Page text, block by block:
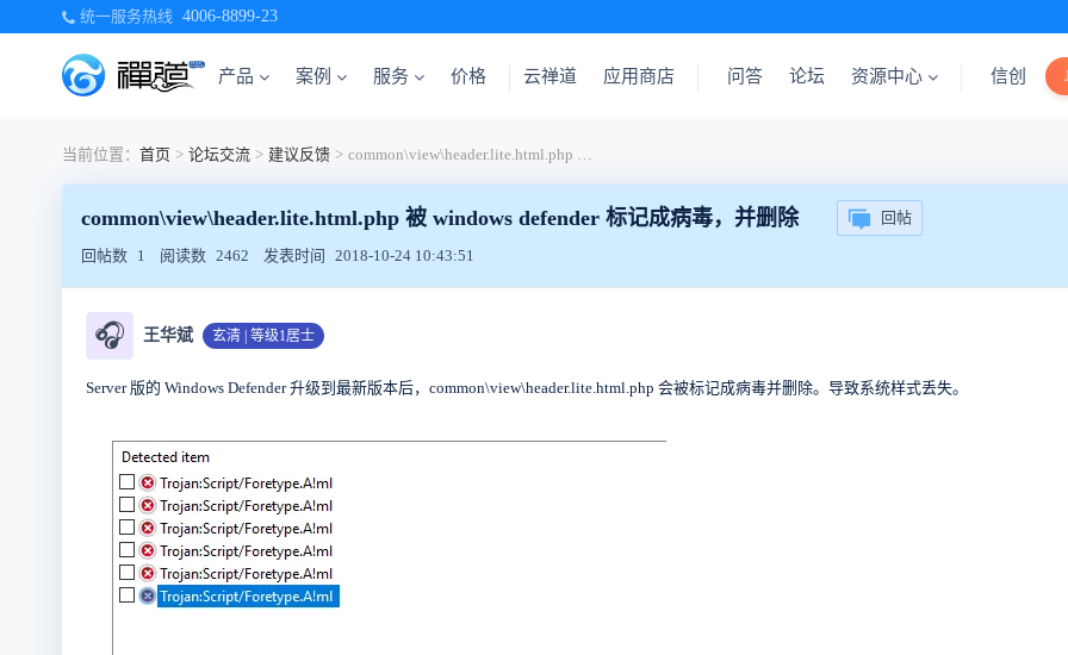
统一服务热线 4006-8899-23
产品 案例 服务 价格 云禅道 应用商店 问答 论坛 资源中心 信创
当前位置： 首页 > 论坛交流 > 建议反馈 > common\view\header.lite.html.php 被 windows defender 标记成病毒，并删除
common\view\header.lite.html.php 被 windows defender 标记成病毒，并删除 回帖
回帖数 1 阅读数 2462 发表时间 2018-10-24 10:43:51
🎧 王华斌 玄清 | 等级1居士
Server 版的 Windows Defender 升级到最新版本后，common\view\header.lite.html.php 会被标记成病毒并删除。导致系统样式丢失。